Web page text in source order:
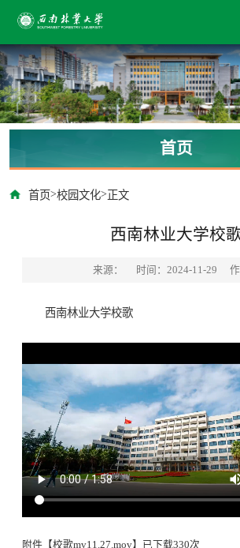
首页
首页>校园文化>正文
西南林业大学校
来源： 时间：2024-11-29 作
西南林业大学校歌
附件【校歌mv11.27.mov】已下载330次